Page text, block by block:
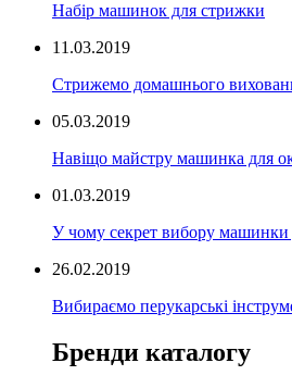
Набір машинок для стрижки
11.03.2019
Стрижемо домашнього
05.03.2019
Навіщо майстру машинка для
01.03.2019
У чому секрет вибору машинки
26.02.2019
Вибираємо перукарські
Бренди каталогу